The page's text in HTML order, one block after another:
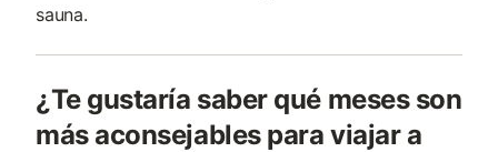
sauna.
¿Te gustaría saber qué meses son
más aconsejables para viajar a